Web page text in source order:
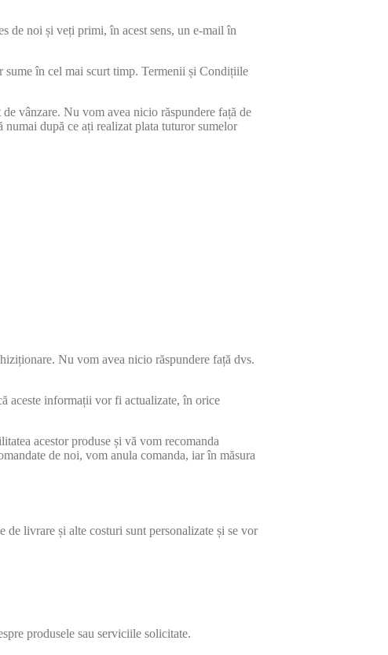
de noi și veți primi, în acest sens, un e-mail în
sume în cel mai scurt timp. Termenii și Condițiile
vânzare. Nu vom avea nicio răspundere față de
numai după ce ați realizat plata tuturor sumelor
Nu vom avea nicio răspundere față dvs.
aceste informații vor fi actualizate, în orice
acestor produse și vă vom recomanda
de noi, vom anula comanda, iar în măsura
livrare și alte costuri sunt personalizate și se vor
produsele sau serviciile solicitate.